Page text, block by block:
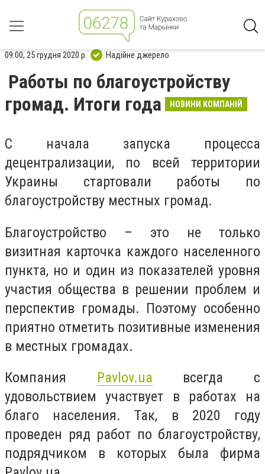
09:00, 25 грудня 2020 р. Надійне джерело
Работы по благоустройству
громад. Итоги года
НОВИНИ КОМПАНІЙ
С начала запуска процесса
децентрализации, по всей территории
Украины стартовали работы по
благоустройству местных громад.
Благоустройство – это не только
визитная карточка каждого населенного
пункта, но и один из показателей уровня
участия общества в решении проблем и
перспектив громады. Поэтому особенно
приятно отметить позитивные изменения
в местных громадах.
Компания Pavlov.ua всегда с
удовольствием участвует в работах на
благо населения. Так, в 2020 году
проведен ряд работ по благоустройству,
подрядчиком в которых была фирма